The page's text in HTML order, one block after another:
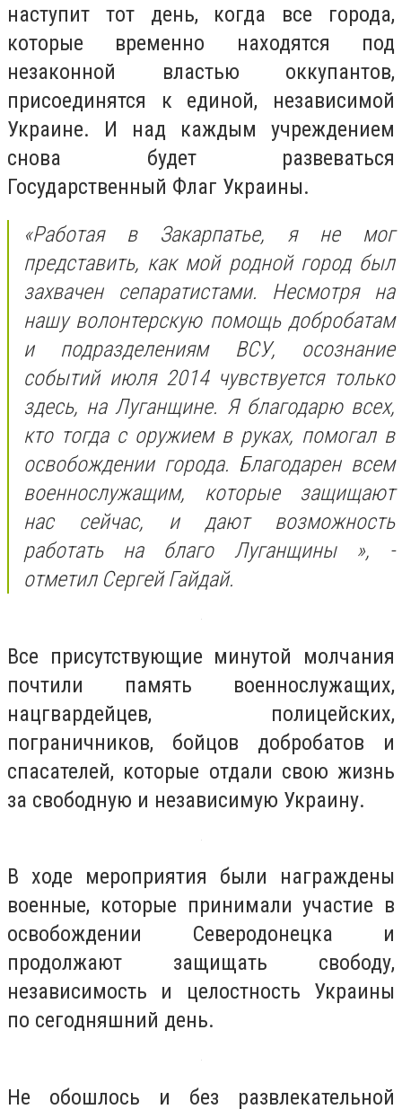
наступит тот день, когда все города,
которые временно находятся под
незаконной властью оккупантов,
присоединятся к единой, независимой
Украине. И над каждым учреждением
снова будет развеваться
Государственный Флаг Украины.
«Работая в Закарпатье, я не мог
представить, как мой родной город был
захвачен сепаратистами. Несмотря на
нашу волонтерскую помощь добробатам
и подразделениям ВСУ, осознание
событий июля 2014 чувствуется только
здесь, на Луганщине. Я благодарю всех,
кто тогда с оружием в руках, помогал в
освобождении города. Благодарен всем
военнослужащим, которые защищают
нас сейчас, и дают возможность
работать на благо Луганщины », -
отметил Сергей Гайдай.
Все присутствующие минутой молчания
почтили память военнослужащих,
нацгвардейцев, полицейских,
пограничников, бойцов добробатов и
спасателей, которые отдали свою жизнь
за свободную и независимую Украину.
В ходе мероприятия были награждены
военные, которые принимали участие в
освобождении Северодонецка и
продолжают защищать свободу,
независимость и целостность Украины
по сегодняшний день.
Не обошлось и без развлекательной